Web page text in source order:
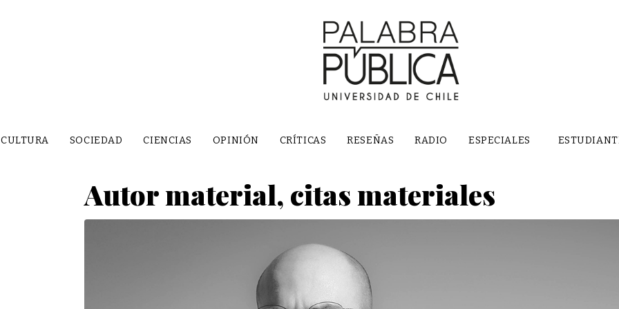
CULTURA SOCIEDAD CIENCIAS OPINIÓN CRÍTICAS RESEÑAS RADIO ESPECIALES
Autor material, citas materiales